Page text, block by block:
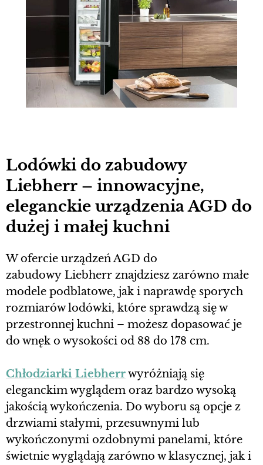
Lodówki do zabudowy
Liebherr – innowacyjne,
eleganckie urządzenia AGD do
dużej i małej kuchni
W ofercie urządzeń AGD do
zabudowy Liebherr znajdziesz zarówno małe
modele podblatowe, jak i naprawdę sporych
rozmiarów lodówki, które sprawdzą się w
przestronnej kuchni – możesz dopasować je
do wnęk o wysokości od 88 do 178 cm.
Chłodziarki Liebherrwyróżniają się
eleganckim wyglądem oraz bardzo wysoką
jakością wykończenia. Do wyboru są opcje z
drzwiami stałymi, przesuwnymi lub
wykończonymi ozdobnymi panelami, które
świetnie wyglądają zarówno w klasycznej, jak i